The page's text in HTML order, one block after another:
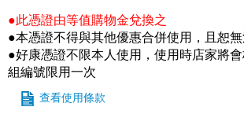
●此憑證由等值購物金兌換之
●本憑證不得與其他優惠合併使用，且恕
●好康憑證不限本人使用，使用時店家將
組編號限用一次
查看使用條款